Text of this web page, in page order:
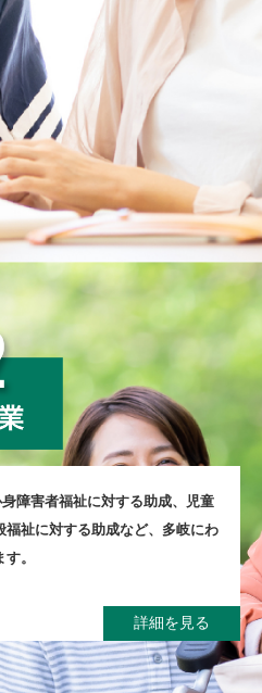
障害者福祉に対する助成、児童
福祉に対する助成など、多岐にわ
。
詳細を見る